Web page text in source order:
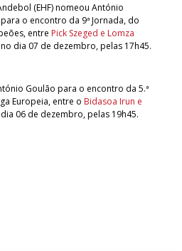
(EHF) nomeou António
o encontro da 9ª Jornada, do
entre Pick Szeged e Lomza
dia 07 de dezembro, pelas 17h45.
Goulão para o encontro da 5.ª
Europeia, entre o Bidasoa Irun e
06 de dezembro, pelas 19h45.